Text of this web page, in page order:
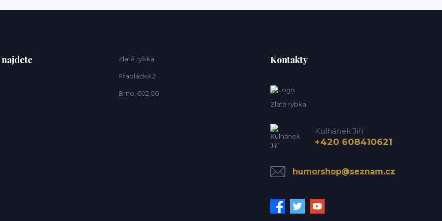
Zlatá rybka
Přadlácká 2
Brno, 602 00
Kontakty
Zlatá rybka
Kulhánek Jiří
+420 608410621
humorshop@seznam.cz